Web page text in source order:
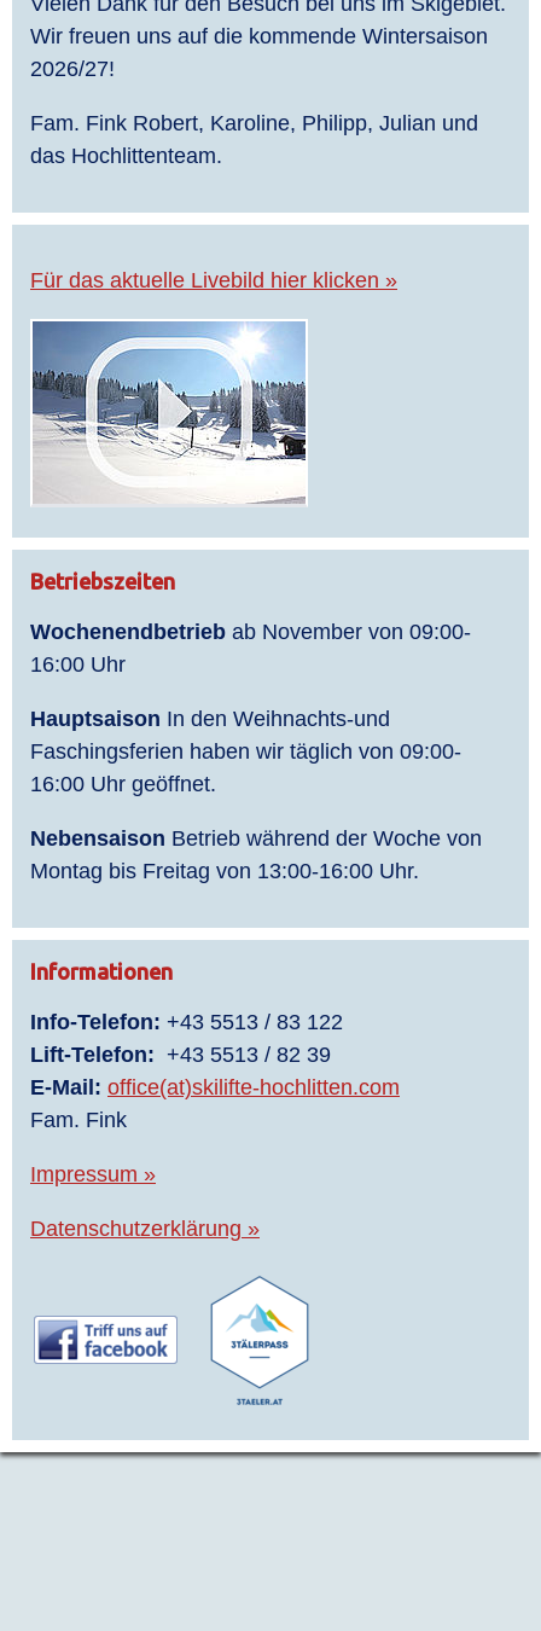
Wir freuen uns auf die kommende Wintersaison
2026/27!
Fam. Fink Robert, Karoline, Philipp, Julian und
das Hochlittenteam.
Für das aktuelle Livebild hier klicken »
Betriebszeiten
Wochenendbetrieb ab November von 09:00-
16:00 Uhr
Hauptsaison In den Weihnachts-und
Faschingsferien haben wir täglich von 09:00-
16:00 Uhr geöffnet.
Nebensaison Betrieb während der Woche von
Montag bis Freitag von 13:00-16:00 Uhr.
Informationen
Info-Telefon: +43 5513 / 83 122
Lift-Telefon: +43 5513 / 82 39
E-Mail: office(at)skilifte-hochlitten.com
Fam. Fink
Impressum »
Datenschutzerklärung »